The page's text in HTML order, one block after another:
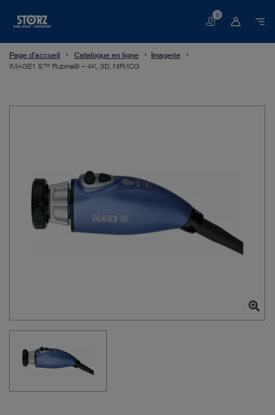
Panier
0
Page d’accueil Catalogue en ligne
Imagerie
IMAGE1 S™ Rubina® – 4K, 3D, NIR/ICG